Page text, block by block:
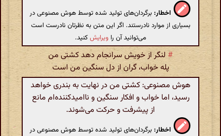
اخطار: برگردان‌های تولید شده توسط هوش مصنوعی در
بسیاری از موارد نادرستند. اگر این متن به نظرتان نادرست است
می‌توانید آن را ویرایشکنید.
# لنگر از خویش سرانجام دهد کشتی من
پله خواب، گران از دل سنگین من است
هوش مصنوعی: کشتی من در نهایت به بندری خواهد
رسید، اما خواب و افکار سنگین و ناامیدکننده‌ام مانع
از پیشرفت و حرکت می‌شوند.
اخطار: برگردان‌های تولید شده توسط هوش مصنوعی در